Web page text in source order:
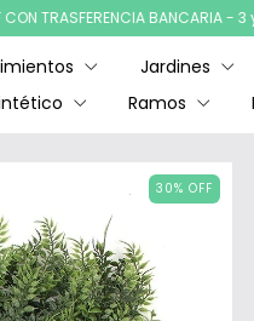
BANCARIA - 3 y 6
Jardines
Ramos
30%OFF